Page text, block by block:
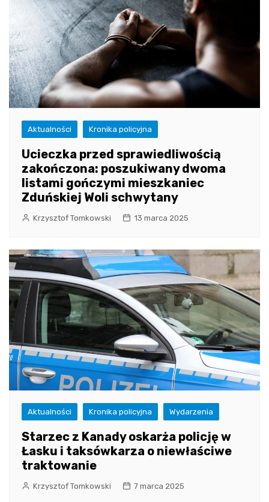
Aktualności Kronika policyjna
Ucieczka przed sprawiedliwością
zakończona: poszukiwany dwoma
listami gończymi mieszkaniec
Zduńskiej Woli schwytany
Krzysztof Tomkowski 13 marca 2025
Aktualności Kronika policyjna Wydarzenia
Starzec z Kanady oskarża policję w
Łasku i taksówkarza o niewłaściwe
traktowanie
Krzysztof Tomkowski 7 marca 2025